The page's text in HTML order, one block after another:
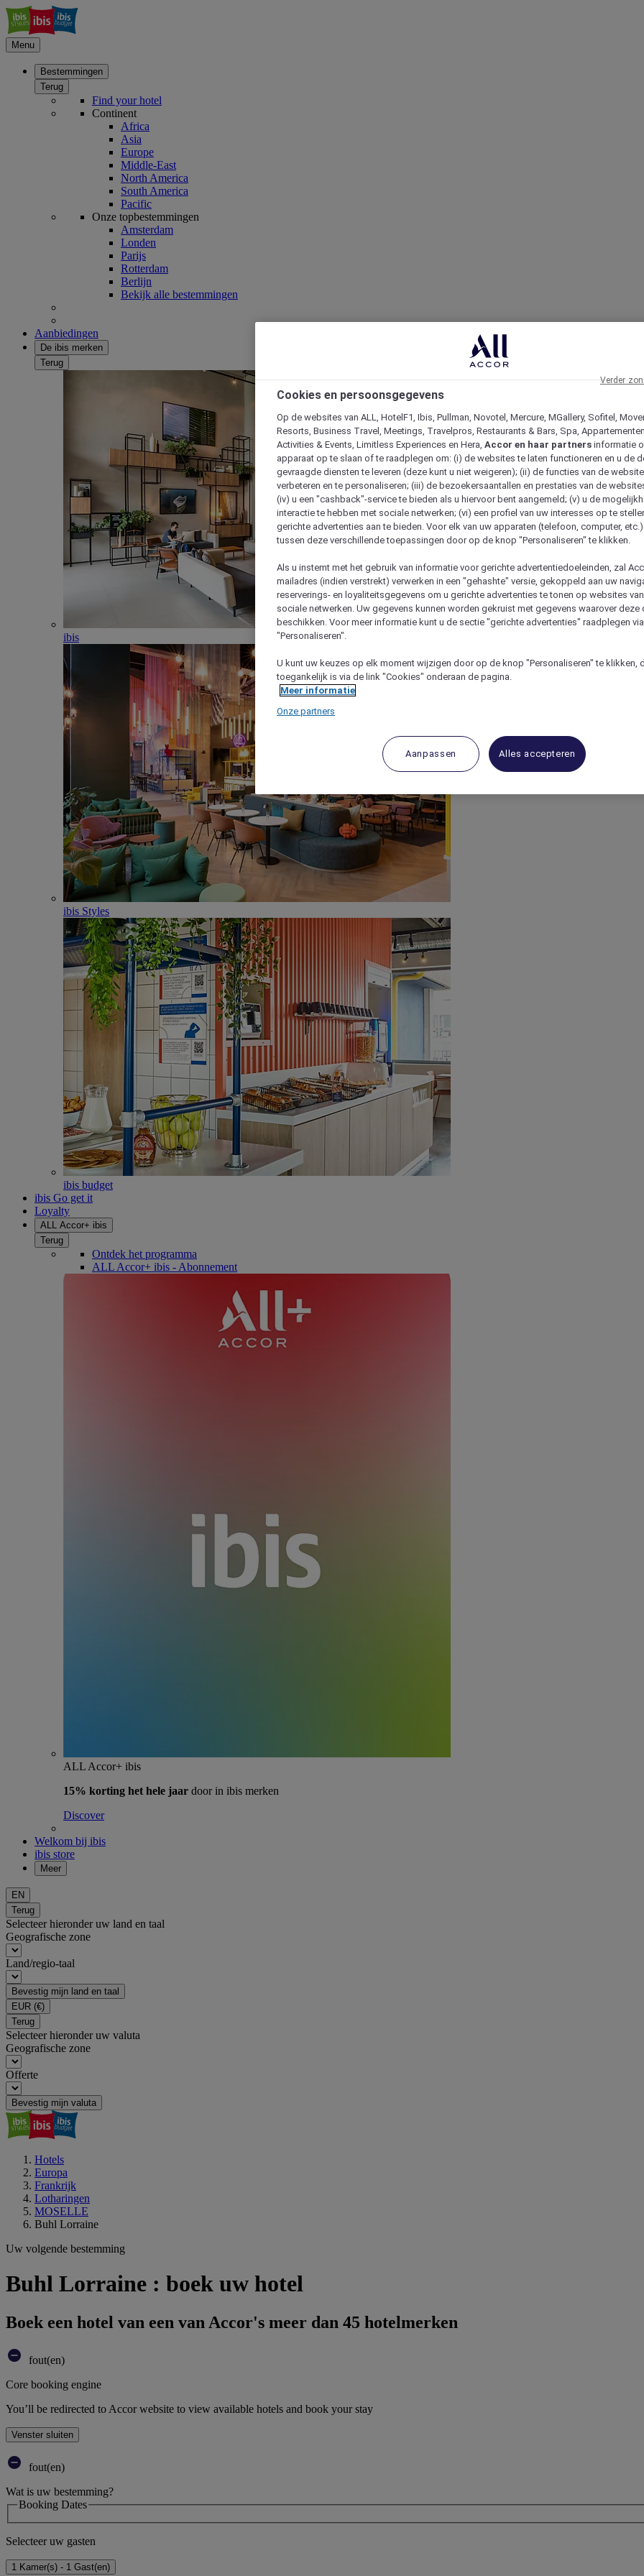
Menu
Bestemmingen
Terug
Find your hotel
Continent
Africa
Asia
Europe
Middle-East
North America
South America
Pacific
Onze topbestemmingen
Amsterdam
Londen
Parijs
Rotterdam
Berlijn
Bekijk alle bestemmingen
Aanbiedingen
De ibis merken
Terug
ibis
ibis Styles
ibis budget
ibis Go get it
Loyalty
ALL Accor+ ibis
Terug
Ontdek het programma
ALL Accor+ ibis - Abonnement
ALL Accor+ ibis
15% korting het hele jaar door in ibis merken
Discover
Welkom bij ibis
ibis store
Meer
EN
Terug
Selecteer hieronder uw land en taal
Geografische zone
Land/regio-taal
Bevestig mijn land en taal
EUR (€)
Terug
Selecteer hieronder uw valuta
Geografische zone
Offerte
Bevestig mijn valuta
Hotels
Europa
Frankrijk
Lotharingen
MOSELLE
Buhl Lorraine
Uw volgende bestemming
Buhl Lorraine : boek uw hotel
Boek een hotel van een van Accor's meer dan 45 hotelmerken
fout(en)
Core booking engine
You’ll be redirected to Accor website to view available hotels and book your stay
Venster sluiten
fout(en)
Wat is uw bestemming?
Booking Dates
Selecteer uw gasten
1 Kamer(s) - 1 Gast(en)
Cookies en persoonsgegevens
Op de websites van ALL, HotelF1, Ibis, Pullman, Novotel, Mercure, MGallery, Sofitel,
Resorts, Business Travel, Meetings, Travelpros, Restaurants & Bars, Spa,
Activities & Events, Limitless Experiences en Hera, Accor en haar partners informatie
apparaat op te slaan of te raadplegen om: (i) de websites te laten functioneren en u de
gevraagde diensten te leveren (deze kunt u niet weigeren); (ii) de functies van de
verbeteren en te personaliseren; (iii) de bezoekersaantallen en prestaties van de
(iv) u een "cashback"-service te bieden als u hiervoor bent aangemeld; (v) u de
interactie te hebben met sociale netwerken; (vi) een profiel van uw interesses op te
gerichte advertenties aan te bieden. Voor elk van uw apparaten (telefoon, computer,
tussen deze verschillende toepassingen door op de knop "Personaliseren" te klikken.
Als u instemt met het gebruik van informatie voor gerichte advertentiedoeleinden, zal
mailadres (indien verstrekt) verwerken in een "gehashte" versie, gekoppeld aan uw
reserverings- en loyaliteitsgegevens om u gerichte advertenties te tonen op websites
sociale netwerken. Uw gegevens kunnen worden gekruist met gegevens waarover deze
beschikken. Voor meer informatie kunt u de sectie "gerichte advertenties" raadplegen
"Personaliseren".
U kunt uw keuzes op elk moment wijzigen door op de knop "Personaliseren" te klikken,
toegankelijk is via de link "Cookies" onderaan de pagina.
Meer informatie
Onze partners
Aanpassen Alles accepteren
Verder